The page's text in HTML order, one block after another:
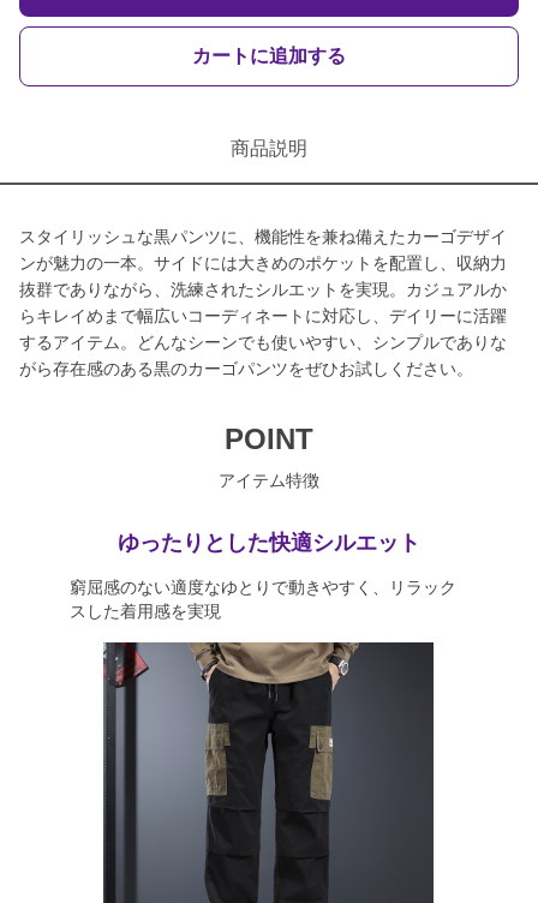
カートに追加する
商品説明
スタイリッシュな黒パンツに、機能性を兼ね備えたカーゴデザイ
ンが魅力の一本。サイドには大きめのポケットを配置し、収納力
抜群でありながら、洗練されたシルエットを実現。カジュアルか
らキレイめまで幅広いコーディネートに対応し、デイリーに活躍
するアイテム。どんなシーンでも使いやすい、シンプルでありな
がら存在感のある黒のカーゴパンツをぜひお試しください。
POINT
アイテム特徴
ゆったりとした快適シルエット
窮屈感のない適度なゆとりで動きやすく、リラック
スした着用感を実現